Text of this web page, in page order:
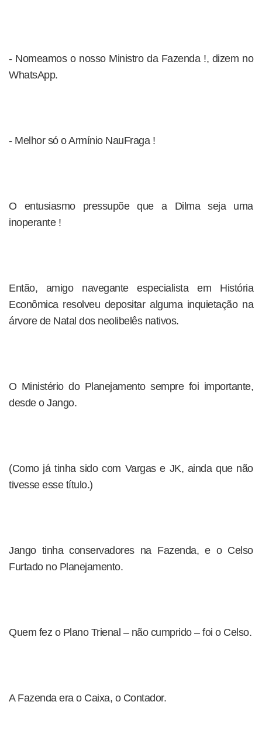
- Nomeamos o nosso Ministro da Fazenda !, dizem no
WhatsApp.
- Melhor só o Armínio NauFraga !
O entusiasmo pressupõe que a Dilma seja uma
inoperante !
Então, amigo navegante especialista em História
Econômica resolveu depositar alguma inquietação na
árvore de Natal dos neolibelês nativos.
O Ministério do Planejamento sempre foi importante,
desde o Jango.
(Como já tinha sido com Vargas e JK, ainda que não
tivesse esse título.)
Jango tinha conservadores na Fazenda, e o Celso
Furtado no Planejamento.
Quem fez o Plano Trienal – não cumprido – foi o Celso.
A Fazenda era o Caixa, o Contador.